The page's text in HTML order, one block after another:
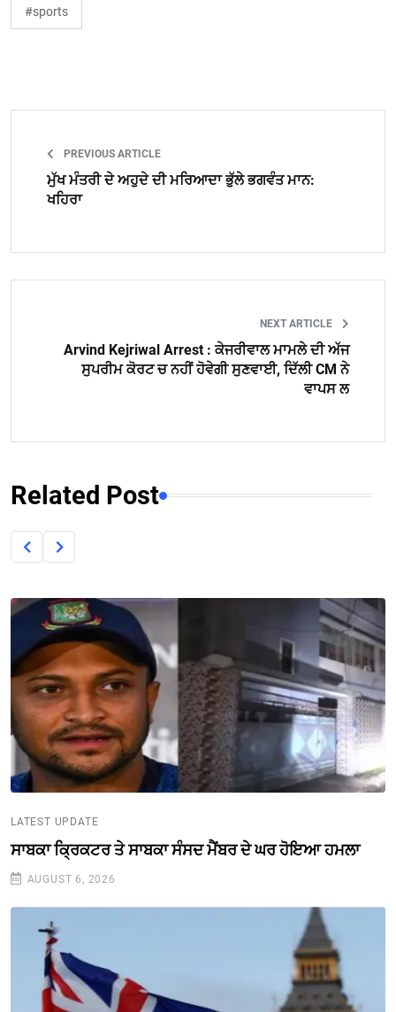
#sports
PREVIOUS ARTICLE
ਮੁੱਖ ਮੰਤਰੀ ਦੇ ਅਹੁਦੇ ਦੀ ਮਰਿਆਦਾ ਭੁੱਲੇ ਭਗਵੰਤ ਮਾਨ:
ਖਹਿਰਾ
NEXT ARTICLE
Arvind Kejriwal Arrest : ਕੇਜਰੀਵਾਲ ਮਾਮਲੇ ਦੀ ਅੱਜ
ਸੁਪਰੀਮ ਕੋਰਟ ਚ ਨਹੀਂ ਹੋਵੇਗੀ ਸੁਣਵਾਈ, ਦਿੱਲੀ CM ਨੇ
ਵਾਪਸ ਲ
Related Post
LATEST UPDATE
ਸਾਬਕਾ ਕ੍ਰਿਕਟਰ ਤੇ ਸਾਬਕਾ ਸੰਸਦ ਮੈਂਬਰ ਦੇ ਘਰ ਹੋਇਆ ਹਮਲਾ
AUGUST 6, 2026